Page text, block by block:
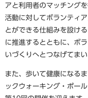
アと利用者のマッチング
活動に対してボランティ
とができる仕組みを設け
に推進するとともに、ボ
いづくりへとつなげてまい
また、歩いて健康になる
ックウォーキング・ポー